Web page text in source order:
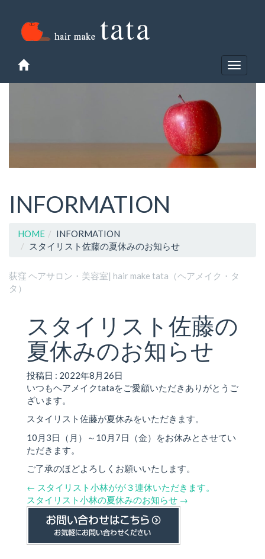
Toggle
INFORMATION
HOME
INFORMATION
スタイリスト佐藤の夏休みのお知らせ
荻窪 ヘアサロン・美容室| hair make tata（ヘアメイク・タ
タ）
スタイリスト佐藤の
夏休みのお知らせ
投稿日 : 2022年8月26日
いつもヘアメイクtataをご愛顧いただきありがとうご
ざいます。
スタイリスト佐藤が夏休みをいただきます。
10月3日（月）～10月7日（金）をお休みとさせてい
ただきます。
ご了承のほどよろしくお願いいたします。
← スタイリスト小林がが３連休いただきます。
スタイリスト小林の夏休みのお知らせ →